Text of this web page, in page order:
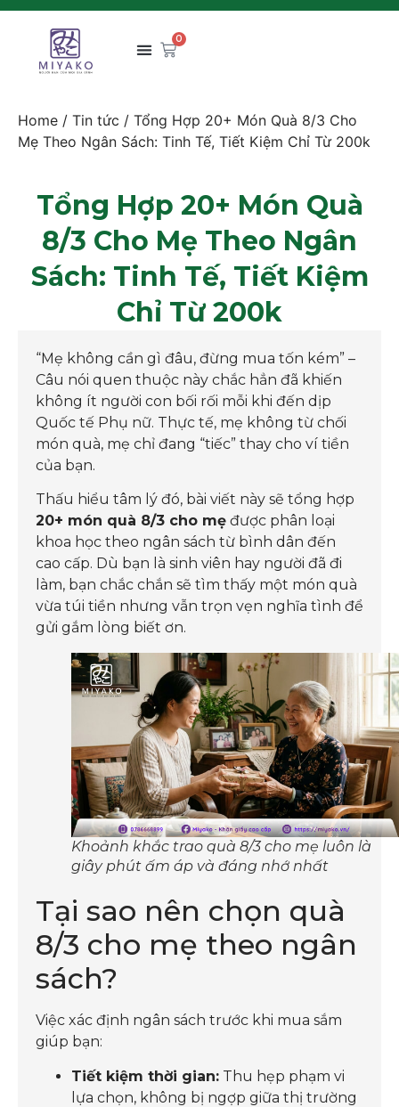
0
Home / Tin tức / Tổng Hợp 20+ Món Quà 8/3 Cho
Mẹ Theo Ngân Sách: Tinh Tế, Tiết Kiệm Chỉ Từ 200k
Tổng Hợp 20+ Món Quà
8/3 Cho Mẹ Theo Ngân
Sách: Tinh Tế, Tiết Kiệm
Chỉ Từ 200k
“Mẹ không cần gì đâu, đừng mua tốn kém” –
Câu nói quen thuộc này chắc hẳn đã khiến
không ít người con bối rối mỗi khi đến dịp
Quốc tế Phụ nữ. Thực tế, mẹ không từ chối
món quà, mẹ chỉ đang “tiếc” thay cho ví tiền
của bạn.
Thấu hiểu tâm lý đó, bài viết này sẽ tổng hợp
20+ món quà 8/3 cho mẹ được phân loại
khoa học theo ngân sách từ bình dân đến
cao cấp. Dù bạn là sinh viên hay người đã đi
làm, bạn chắc chắn sẽ tìm thấy một món quà
vừa túi tiền nhưng vẫn trọn vẹn nghĩa tình để
gửi gắm lòng biết ơn.
Khoảnh khắc trao quà 8/3 cho mẹ luôn là
giây phút ấm áp và đáng nhớ nhất
Tại sao nên chọn quà
8/3 cho mẹ theo ngân
sách?
Việc xác định ngân sách trước khi mua sắm
giúp bạn:
Tiết kiệm thời gian: Thu hẹp phạm vi
lựa chọn, không bị ngợp giữa thị trường